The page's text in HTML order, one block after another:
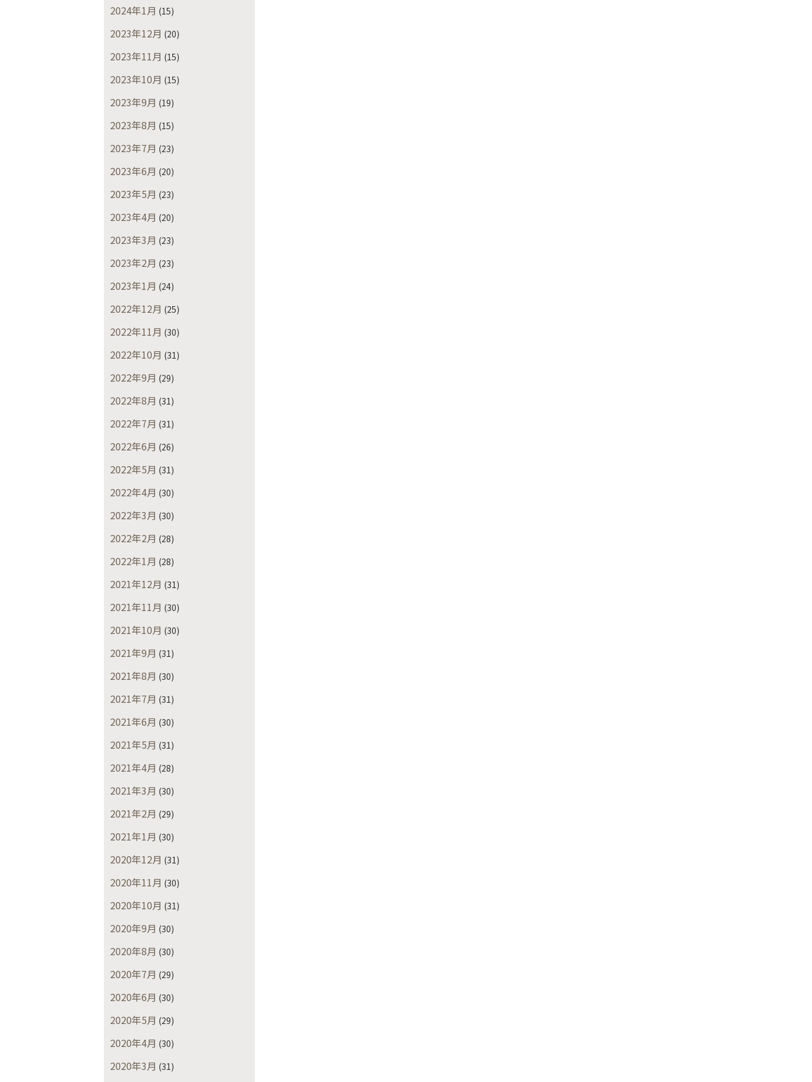
2024年1月 (15)
2023年12月 (20)
2023年11月 (15)
2023年10月 (15)
2023年9月 (19)
2023年8月 (15)
2023年7月 (23)
2023年6月 (20)
2023年5月 (23)
2023年4月 (20)
2023年3月 (23)
2023年2月 (23)
2023年1月 (24)
2022年12月 (25)
2022年11月 (30)
2022年10月 (31)
2022年9月 (29)
2022年8月 (31)
2022年7月 (31)
2022年6月 (26)
2022年5月 (31)
2022年4月 (30)
2022年3月 (30)
2022年2月 (28)
2022年1月 (28)
2021年12月 (31)
2021年11月 (30)
2021年10月 (30)
2021年9月 (31)
2021年8月 (30)
2021年7月 (31)
2021年6月 (30)
2021年5月 (31)
2021年4月 (28)
2021年3月 (30)
2021年2月 (29)
2021年1月 (30)
2020年12月 (31)
2020年11月 (30)
2020年10月 (31)
2020年9月 (30)
2020年8月 (30)
2020年7月 (29)
2020年6月 (30)
2020年5月 (29)
2020年4月 (30)
2020年3月 (31)